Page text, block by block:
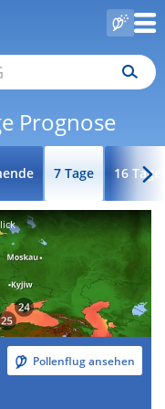
Prognose
7 Tage 16 Tage
Pollenflug ansehen